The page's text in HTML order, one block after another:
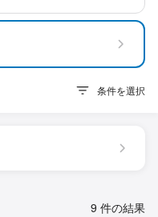
条件を選択
9 件の結果